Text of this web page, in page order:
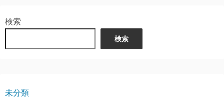
検索
検索
未分類